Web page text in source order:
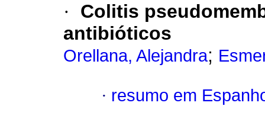
·
Colitis
antibióticos
Orellana, Alejandra;
· resumo em